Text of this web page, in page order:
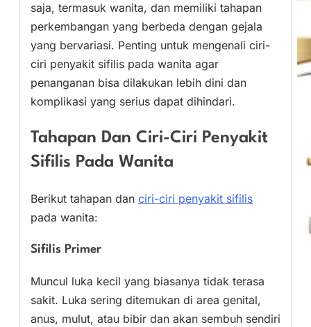
saja, termasuk wanita, dan memiliki tahapan
perkembangan yang berbeda dengan gejala
yang bervariasi. Penting untuk mengenali ciri-
ciri penyakit sifilis pada wanita agar
penanganan bisa dilakukan lebih dini dan
komplikasi yang serius dapat dihindari.
Tahapan Dan Ciri-Ciri Penyakit
Sifilis Pada Wanita
Berikut tahapan dan ciri-ciri penyakit sifilis
pada wanita:
Sifilis Primer
Muncul luka kecil yang biasanya tidak terasa
sakit. Luka sering ditemukan di area genital,
anus, mulut, atau bibir dan akan sembuh sendiri